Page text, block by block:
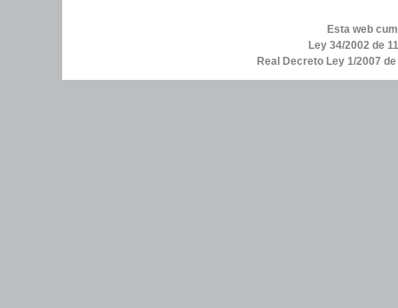
Esta web
Ley 34/2002 de
Real Decreto Ley 1/2007